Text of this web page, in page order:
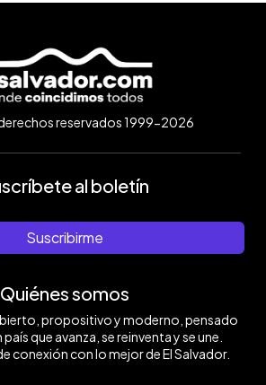
reservados 1999-2026
al boletín
Suscribirme
Quiénes somos
propositivo y moderno, pensado
que avanza, se reinventa y se une.
conexión con lo mejor de El Salvador.